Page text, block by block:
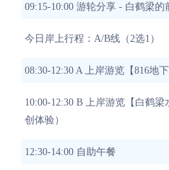
09:15-10:00 游轮分享 - 白鹤梁的
今日岸上行程：A/B线（2选1）
08:30-12:30 A 上岸游览【816地
10:00-12:30 B 上岸游览【白鹤
创体验）
12:30-14:00 自助午餐